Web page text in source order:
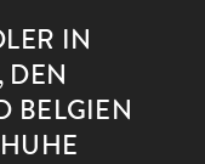
IN
DEN
BELGIEN